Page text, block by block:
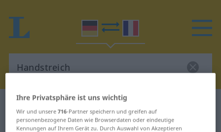
Deutsch-Französisch Wörterbuch
Deutsch-Französisch Übersetzung
Ihre Privatsphäre ist uns wichtig
Wir und unsere716-Partner speichern und greifen auf
personenbezogene Daten wie Browserdaten oder eindeutige
Kennungen auf Ihrem Gerät zu. Durch Auswahl von Akzeptieren